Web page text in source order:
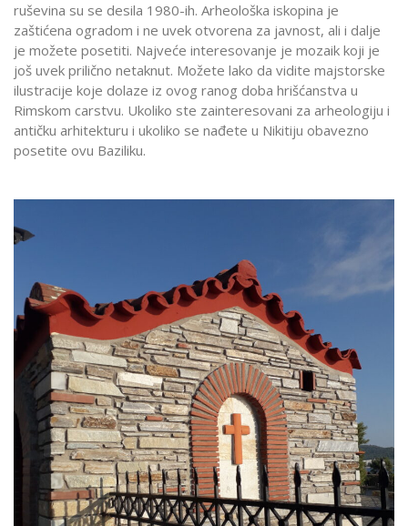
ruševina su se desila 1980-ih. Arheološka iskopina je
zaštićena ogradom i ne uvek otvorena za javnost, ali i dalje
je možete posetiti. Najveće interesovanje je mozaik koji je
još uvek prilično netaknut. Možete lako da vidite majstorske
ilustracije koje dolaze iz ovog ranog doba hrišćanstva u
Rimskom carstvu. Ukoliko ste zainteresovani za arheologiju i
antičku arhitekturu i ukoliko se nađete u Nikitiju obavezno
posetite ovu Baziliku.